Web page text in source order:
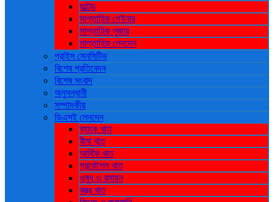
হল্টেড
সাপ্তাহিক গেইনার
সাপ্তাহিক লুজার
সাপ্তাহিক লেনদেন
প্রাইস সেনসিটিভ
বিশেষ প্রতিবেদন
বিশেষ সংবাদ
অনুসন্ধানী
সম্পাদকীয়
ডিএসই লেনদেন
ব্যাংক খাত
বীমা খাত
আর্থিক খাত
প্রকৌশল খাত
ওষুধ ও রসায়ন
বস্ত্র খাত